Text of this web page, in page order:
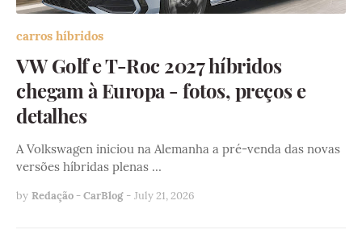
carros híbridos
VW Golf e T-Roc 2027 híbridos
chegam à Europa - fotos, preços e
detalhes
A Volkswagen iniciou na Alemanha a pré-venda das novas
versões híbridas plenas …
by Redação - CarBlog - July 21, 2026